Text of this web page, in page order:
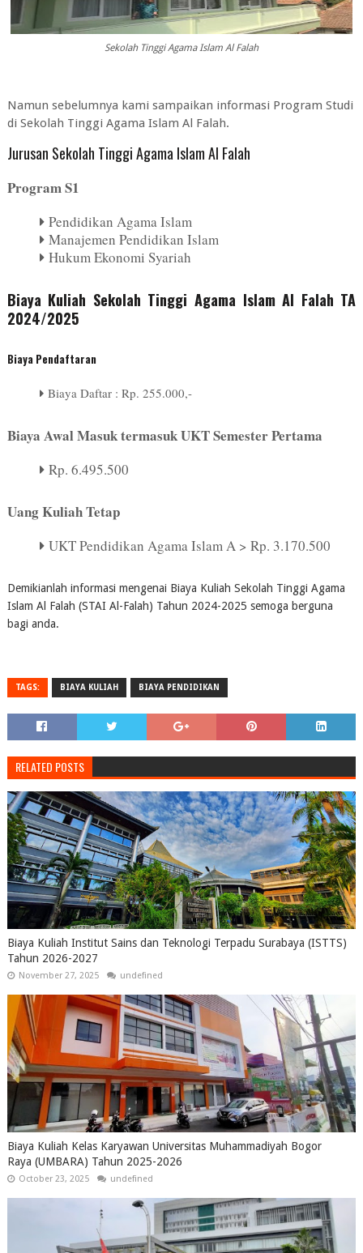
Sekolah Tinggi Agama Islam Al Falah
Namun sebelumnya kami sampaikan informasi Program Studi
di Sekolah Tinggi Agama Islam Al Falah.
Jurusan Sekolah Tinggi Agama Islam Al Falah
Program S1
Pendidikan Agama Islam
Manajemen Pendidikan Islam
Hukum Ekonomi Syariah
Biaya Kuliah Sekolah Tinggi Agama Islam Al Falah TA
2024/2025
Biaya Pendaftaran
Biaya Daftar : Rp. 255.000,-
Biaya Awal Masuk termasuk UKT Semester Pertama
Rp. 6.495.500
Uang Kuliah Tetap
UKT Pendidikan Agama Islam A > Rp. 3.170.500
Demikianlah informasi mengenai Biaya Kuliah Sekolah Tinggi Agama
Islam Al Falah (STAI Al-Falah) Tahun 2024-2025 semoga berguna
bagi anda.
TAGS: BIAYA KULIAH BIAYA PENDIDIKAN
RELATED POSTS
Biaya Kuliah Institut Sains dan Teknologi Terpadu Surabaya (ISTTS)
Tahun 2026-2027
November 27, 2025 undefined
Biaya Kuliah Kelas Karyawan Universitas Muhammadiyah Bogor
Raya (UMBARA) Tahun 2025-2026
October 23, 2025 undefined